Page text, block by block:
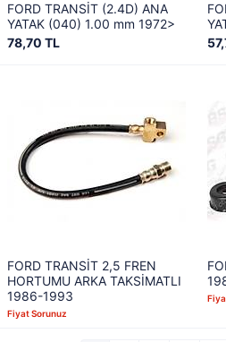
FORD TRANSİT (2.4D) ANA
YATAK (040) 1.00 mm 1972>
78,70 TL
FORD TRANSİT 2,5 FREN
HORTUMU ARKA TAKSİMATLI
1986-1993
Fiyat Sorunuz